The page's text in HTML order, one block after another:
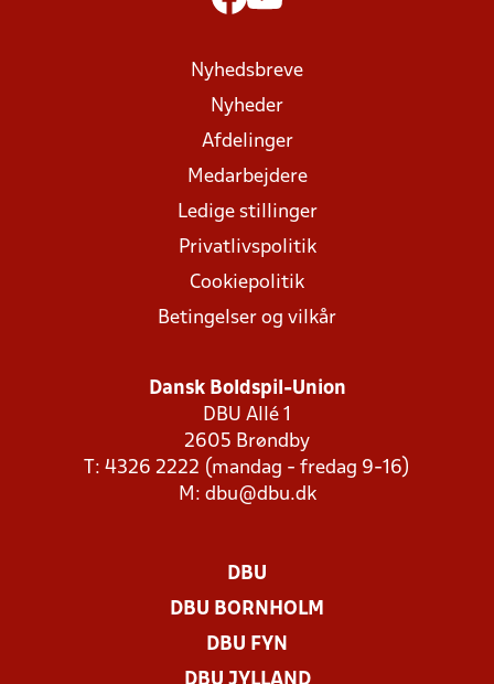
Nyhedsbreve
Nyheder
Afdelinger
Medarbejdere
Ledige stillinger
Privatlivspolitik
Cookiepolitik
Betingelser og vilkår
Dansk Boldspil-Union
DBU Allé 1
2605 Brøndby
T: 4326 2222 (mandag - fredag 9-16)
M: dbu@dbu.dk
DBU
DBU BORNHOLM
DBU FYN